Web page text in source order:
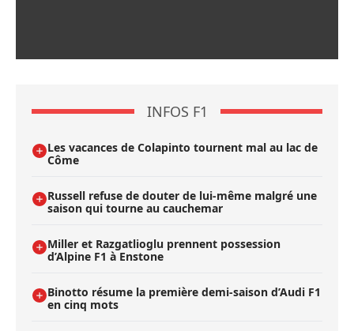
INFOS F1
Les vacances de Colapinto tournent mal au lac de
Côme
Russell refuse de douter de lui-même malgré une
saison qui tourne au cauchemar
Miller et Razgatlioglu prennent possession
d’Alpine F1 à Enstone
Binotto résume la première demi-saison d’Audi F1
en cinq mots